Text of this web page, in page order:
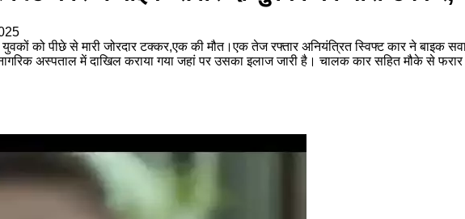
युवकों को पीछे से मारी जोरदार टक्कर,एक की मौत।एक तेज रफ्तार अनियंत्रित स्विफ्ट कार ने
अस्पताल में दाखिल कराया गया जहां पर उसका इलाज जारी है। चालक कार सहित मौके से फरार